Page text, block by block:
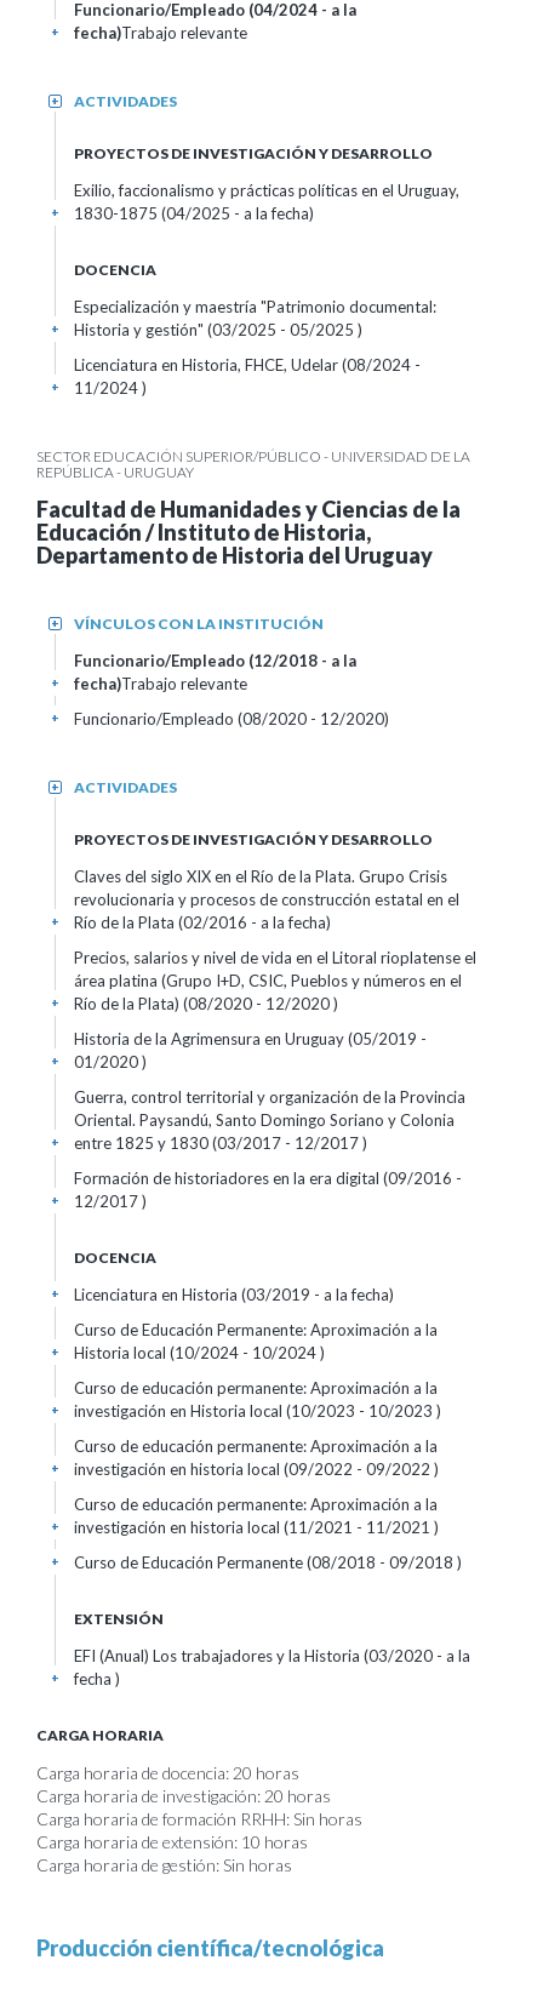
Funcionario/Empleado (04/2024 - a la
fecha)Trabajo relevante
+
ACTIVIDADES
+
PROYECTOS DE INVESTIGACIÓN Y DESARROLLO
Exilio, faccionalismo y prácticas políticas en el Uruguay,
1830-1875 (04/2025 - a la fecha)
+
DOCENCIA
Especialización y maestría "Patrimonio documental:
Historia y gestión" (03/2025 - 05/2025 )
+
Licenciatura en Historia, FHCE, Udelar (08/2024 -
11/2024 )
+
SECTOR EDUCACIÓN SUPERIOR/PÚBLICO - UNIVERSIDAD DE LA
REPÚBLICA - URUGUAY
Facultad de Humanidades y Ciencias de la
Educación / Instituto de Historia,
Departamento de Historia del Uruguay
VÍNCULOS CON LA INSTITUCIÓN
+
Funcionario/Empleado (12/2018 - a la
fecha)Trabajo relevante
+
Funcionario/Empleado (08/2020 - 12/2020)
+
ACTIVIDADES
+
PROYECTOS DE INVESTIGACIÓN Y DESARROLLO
Claves del siglo XIX en el Río de la Plata. Grupo Crisis
revolucionaria y procesos de construcción estatal en el
Río de la Plata (02/2016 - a la fecha)
+
Precios, salarios y nivel de vida en el Litoral rioplatense el
área platina (Grupo I+D, CSIC, Pueblos y números en el
Río de la Plata) (08/2020 - 12/2020 )
+
Historia de la Agrimensura en Uruguay (05/2019 -
01/2020 )
+
Guerra, control territorial y organización de la Provincia
Oriental. Paysandú, Santo Domingo Soriano y Colonia
entre 1825 y 1830 (03/2017 - 12/2017 )
+
Formación de historiadores en la era digital (09/2016 -
12/2017 )
+
DOCENCIA
Licenciatura en Historia (03/2019 - a la fecha)
+
Curso de Educación Permanente: Aproximación a la
Historia local (10/2024 - 10/2024 )
+
Curso de educación permanente: Aproximación a la
investigación en Historia local (10/2023 - 10/2023 )
+
Curso de educación permanente: Aproximación a la
investigación en historia local (09/2022 - 09/2022 )
+
Curso de educación permanente: Aproximación a la
investigación en historia local (11/2021 - 11/2021 )
+
Curso de Educación Permanente (08/2018 - 09/2018 )
+
EXTENSIÓN
EFI (Anual) Los trabajadores y la Historia (03/2020 - a la
fecha )
+
CARGA HORARIA
Carga horaria de docencia: 20 horas
Carga horaria de investigación: 20 horas
Carga horaria de formación RRHH: Sin horas
Carga horaria de extensión: 10 horas
Carga horaria de gestión: Sin horas
Producción científica/tecnológica